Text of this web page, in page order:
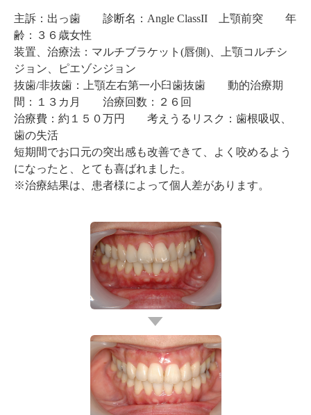
主訴：出っ歯 診断名：Angle ClassII 上顎前突 年
齢：３６歳女性
装置、治療法：マルチブラケット(唇側)、上顎コルチシ
ジョン、ピエゾシジョン
抜歯/非抜歯：上顎左右第一小臼歯抜歯 動的治療期
間：１３カ月 治療回数：２６回
治療費：約１５０万円 考えうるリスク：歯根吸収、
歯の失活
短期間でお口元の突出感も改善できて、よく咬めるよう
になったと、とても喜ばれました。
※治療結果は、患者様によって個人差があります。